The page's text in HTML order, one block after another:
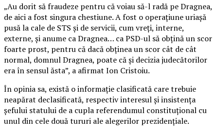
„Au dorit să fraudeze pentru că voiau să-l radă pe Dragnea,
de aici a fost singura chestiune. A fost o operaţiune uriaşă
pusă la cale de STS şi de servicii, cum vreţi, interne,
externe, şi anume ca Dragnea… ca PSD-ul să obţină un scor
foarte prost, pentru că dacă obţinea un scor cât de cât
normal, domnul Dragnea, poate că şi decizia judecătorilor
era în sensul ăsta”, a afirmat Ion Cristoiu.
În opinia sa, există o informaţie clasificată care trebuie
neapărat declasificată, respectiv interesul şi insistenţa
şefului statului de a cupla referendumul constituţional cu
unul din cele două tururi ale alegerilor prezidenţiale.